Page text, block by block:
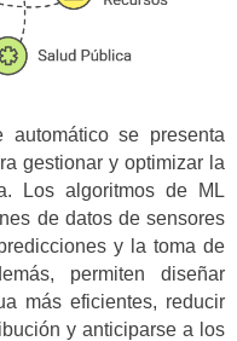
automático se presenta
gestionar y optimizar la
Los algoritmos de ML
de datos de sensores
y la toma de
permiten diseñar
más eficientes, reducir
y anticiparse a los